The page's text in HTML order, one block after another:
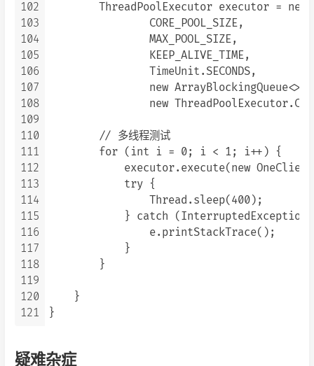
102
103
104
105
106
107
108
109
110
111
112
113
114
115
116
117
118
119
120
121
ThreadPoolExecutor executor = new
                CORE_POOL_SIZE,
                MAX_POOL_SIZE,
                KEEP_ALIVE_TIME,
                TimeUnit.SECONDS,
new
new
        // 多线程测试
        for (int i = 0; i < 1; i++) {
executor.execute(new
            try {
                Thread.sleep(400);
} catch (InterruptedException
                e.printStackTrace();
            }
        }
    }
疑难杂症